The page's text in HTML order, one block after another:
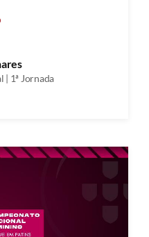
| 1ª Jornada